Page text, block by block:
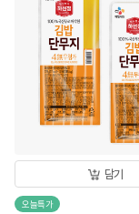
담기
오늘특가